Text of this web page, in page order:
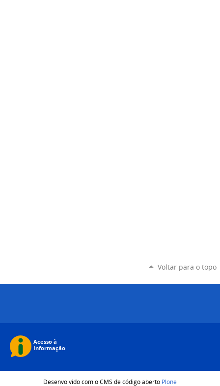
Voltar para o topo
Desenvolvido com o CMS de código aberto Plone